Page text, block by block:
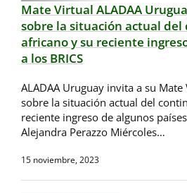
Mate Virtual ALADAA
sobre la situación actual
africano y su reciente
a los BRICS
ALADAA Uruguay invita a su
sobre la situación actual del
reciente ingreso de algunos
Alejandra Perazzo Miércoles…
15 noviembre, 2023